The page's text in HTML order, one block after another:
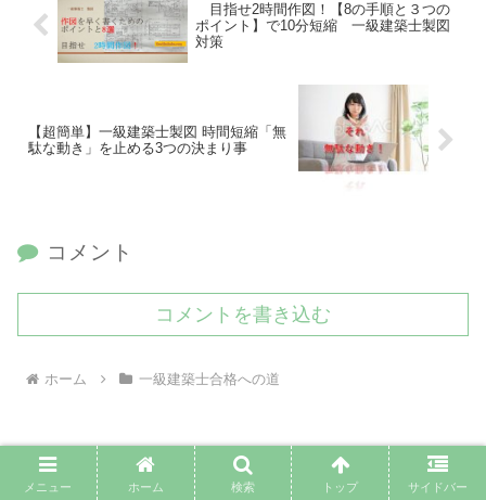
目指せ2時間作図！【8の手順と３つの
ポイント】で10分短縮 一級建築士製図
対策
【超簡単】一級建築士製図 時間短縮「無
駄な動き」を止める3つの決まり事
コメント
コメントを書き込む
ホーム 一級建築士合格への道
メニュー ホーム 検索 トップ サイドバー